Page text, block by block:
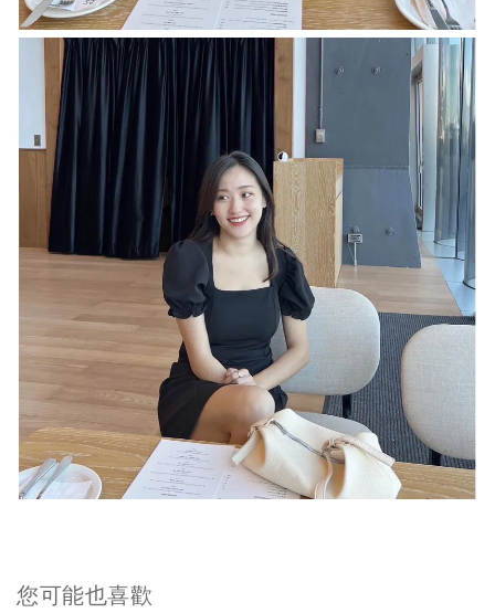
您可能也喜歡